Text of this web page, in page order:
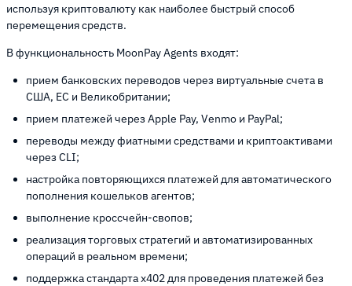
используя криптовалюту как наиболее быстрый способ
перемещения средств.
В функциональность MoonPay Agents входят:
прием банковских переводов через виртуальные счета в
США, ЕС и Великобритании;
прием платежей через Apple Pay, Venmo и PayPal;
переводы между фиатными средствами и криптоактивами
через CLI;
настройка повторяющихся платежей для автоматического
пополнения кошельков агентов;
выполнение кроссчейн-свопов;
реализация торговых стратегий и автоматизированных
операций в реальном времени;
поддержка стандарта x402 для проведения платежей без